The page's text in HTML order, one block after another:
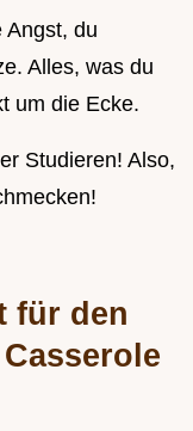
Angst, du
Alles, was du
um die Ecke.
Studieren! Also,
für den